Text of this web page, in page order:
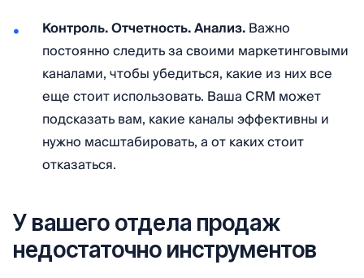
Контроль. Отчетность. Анализ.Важно
постоянно следить за своими маркетинговыми
каналами, чтобы убедиться, какие из них все
еще стоит использовать. Ваша CRM может
подсказать вам, какие каналы эффективны и
нужно масштабировать, а от каких стоит
отказаться.
У вашего отдела продаж
недостаточно инструментов